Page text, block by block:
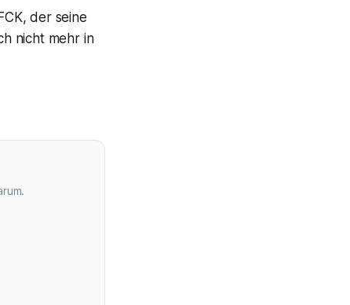
der seine
nicht mehr in